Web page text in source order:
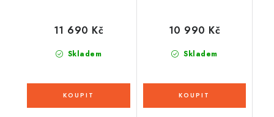
Skladem
11 690 Kč
Skladem
10 990 Kč